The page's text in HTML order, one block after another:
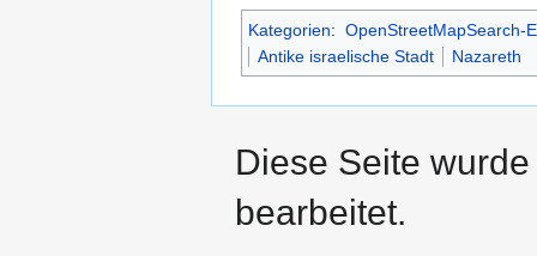
Kategorien: OpenStreetMapSearch-
Antike israelische Stadt
Nazareth
Diese Seite
bearbeitet.